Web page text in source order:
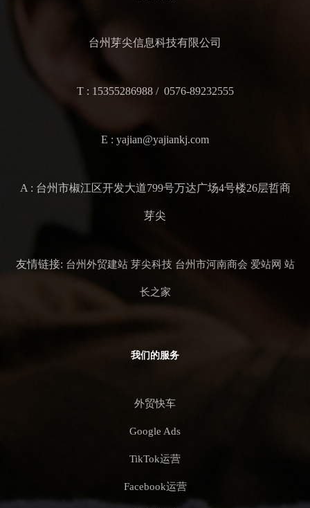
台州芽尖信息科技有限公司
T : 15355286988 / 0576-89232555
E : yajian@yajiankj.com
A : 台州市椒江区开发大道799号万达广场4号楼26层哲商
芽尖
友情链接: 台州外贸建站 芽尖科技 台州市河南商会 爱站网 站
长之家
我们的服务
外贸快车
Google Ads
TikTok运营
Facebook运营